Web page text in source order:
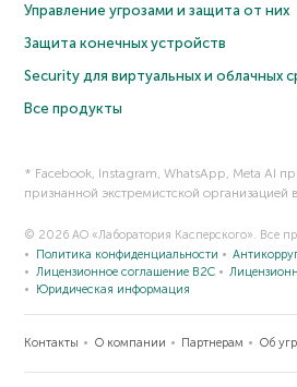
Управление угрозами и защита от них
Защита конечных устройств
Security для виртуальных и облачных
Все продукты
* Facebook, Instagram, WhatsApp, Meta AI
признанной экстремистской организацией
© 2026 АО «Лаборатория Касперского». Все
Политика конфиденциальности
Лицензионное соглашение B2C
Юридическая информация
Контакты О компании Партнерам Об